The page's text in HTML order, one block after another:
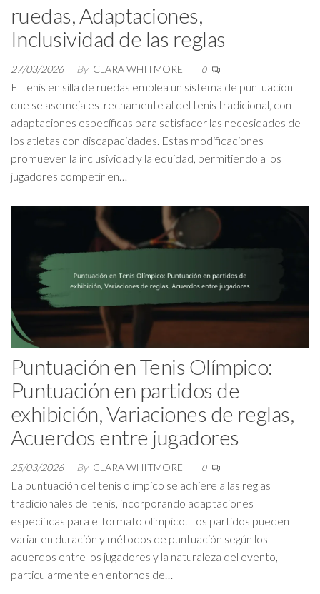
ruedas, Adaptaciones,
Inclusividad de las reglas
27/03/2026 By CLARA WHITMORE 0
El tenis en silla de ruedas emplea un sistema de puntuación
que se asemeja estrechamente al del tenis tradicional, con
adaptaciones específicas para satisfacer las necesidades de
los atletas con discapacidades. Estas modificaciones
promueven la inclusividad y la equidad, permitiendo a los
jugadores competir en…
Puntuación en Tenis Olímpico:
Puntuación en partidos de
exhibición, Variaciones de reglas,
Acuerdos entre jugadores
25/03/2026 By CLARA WHITMORE 0
La puntuación del tenis olímpico se adhiere a las reglas
tradicionales del tenis, incorporando adaptaciones
específicas para el formato olímpico. Los partidos pueden
variar en duración y métodos de puntuación según los
acuerdos entre los jugadores y la naturaleza del evento,
particularmente en entornos de…